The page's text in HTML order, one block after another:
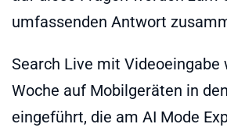
umfassenden Antwort
Search Live mit Videoeingabe
Woche auf Mobilgeräten in
eingeführt, die am AI Mode